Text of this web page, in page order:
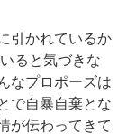
引かれているか
ると気づきな
なプロポーズは
で自暴自棄とな
が伝わってきて